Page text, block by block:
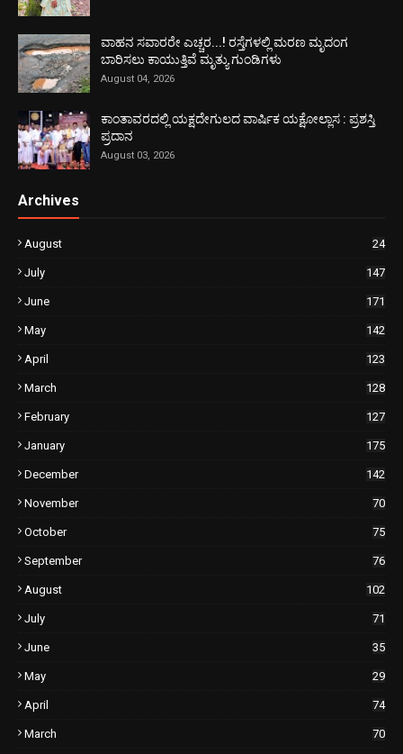
ವಾಹನ ಸವಾರರೇ ಎಚ್ಚರ...! ರಸ್ತೆಗಳಲ್ಲಿ ಮರಣ ಮೃದಂಗ
ಬಾರಿಸಲು ಕಾಯುತ್ತಿವೆ ಮೃತ್ಯು ಗುಂಡಿಗಳು
August 04, 2026
ಕಾಂತಾವರದಲ್ಲಿ ಯಕ್ಷದೇಗುಲದ ವಾರ್ಷಿಕ ಯಕ್ಷೋಲ್ಲಾಸ : ಪ್ರಶಸ್ತಿ
ಪ್ರದಾನ
August 03, 2026
Archives
August 24
July 147
June 171
May 142
April 123
March 128
February 127
January 175
December 142
November 70
October 75
September 76
August 102
July 71
June 35
May 29
April 74
March 70